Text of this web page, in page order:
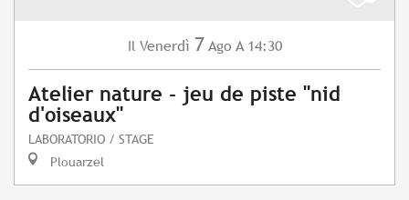
Il Venerdì 7 Ago A 14:30
Atelier nature - jeu de piste "nid
d'oiseaux"
LABORATORIO / STAGE
Plouarzel